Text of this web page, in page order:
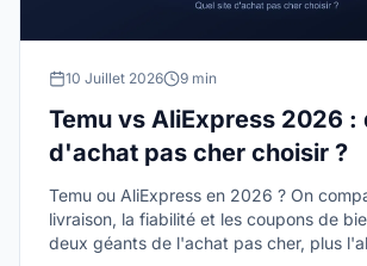
10 Juillet 2026 9 min
Temu vs AliExpress 2026 :
d'achat pas cher choisir ?
Temu ou AliExpress en 2026 ? On
livraison, la fiabilité et les coupons de
deux géants de l'achat pas cher, plus